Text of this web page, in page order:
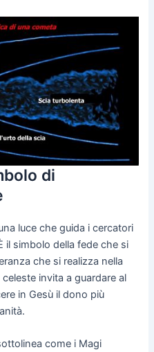
di
luce che guida i cercatori
il simbolo della fede che si
che si realizza nella
invita a guardare al
in Gesù il dono più
come i Magi